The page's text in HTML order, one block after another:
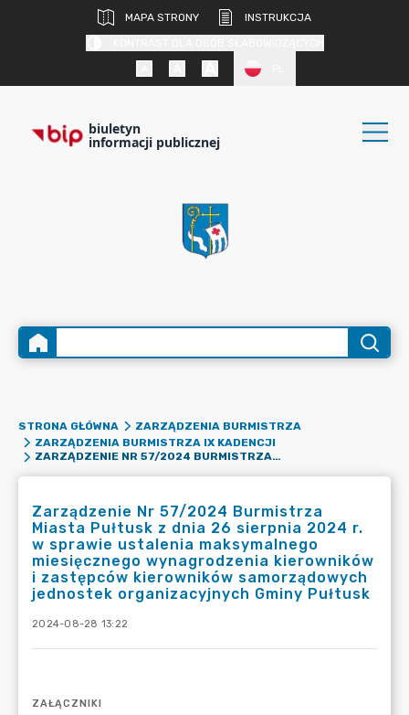
MAPA STRONY
INSTRUKCJA
biuletyn
informacji publicznej
STRONA GŁÓWNA
ZARZĄDZENIA BURMISTRZA
ZARZĄDZENIA BURMISTRZA IX KADENCJI
ZARZĄDZENIE NR 57/2024 BURMISTRZA MIASTA PUŁTUSK Z DNIA 26 SIERPNIA 2024 R. W SPRAWIE USTALENIA MAKSYMALNEGO MIESIĘCZNEGO WYNAGRODZENIA KIEROWNIKÓW I ZASTĘPCÓW KIEROWNIKÓW SAMORZĄDOWYCH JEDNOSTEK ORGANIZACYJNYCH GMINY PUŁTUSK
Zarządzenie Nr 57/2024 Burmistrza
Miasta Pułtusk z dnia 26 sierpnia 2024 r.
w sprawie ustalenia maksymalnego
miesięcznego wynagrodzenia kierowników
i zastępców kierowników samorządowych
jednostek organizacyjnych Gminy Pułtusk
2024-08-28 13:22
ZAŁĄCZNIKI